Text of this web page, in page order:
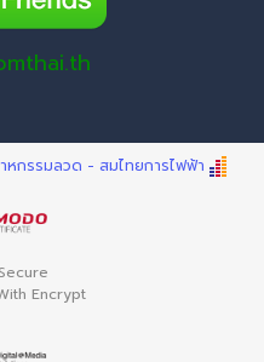
หกรรมลวด - สมไทยการไฟฟ้า
Encrypt